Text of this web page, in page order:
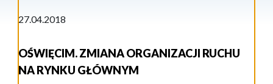
27.04.2018
OŚWIĘCIM. ZMIANA ORGANIZACJI RUCHU
NA RYNKU GŁÓWNYM